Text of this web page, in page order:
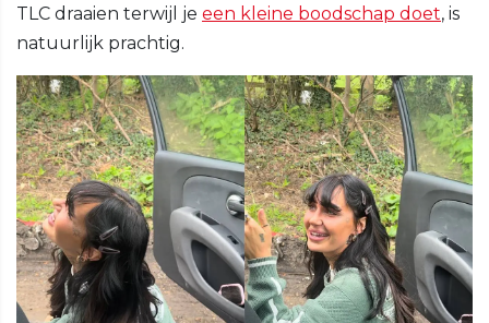
TLC draaien terwijl je een kleine boodschap doet, is
natuurlijk prachtig.